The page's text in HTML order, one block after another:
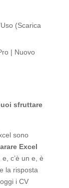
(Scarica
| Nuovo
sfruttare
sono
Excel
c’è un e, è
la risposta
i CV